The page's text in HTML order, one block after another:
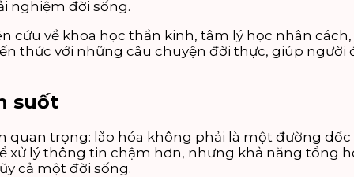
nghiệm đời sống.
về khoa học thần kinh, tâm lý học nhân cách,
thức với những câu chuyện đời thực, giúp người
suốt
quan trọng: lão hóa không phải là một đường
xử lý thông tin chậm hơn, nhưng khả năng tổng
cả một đời sống.